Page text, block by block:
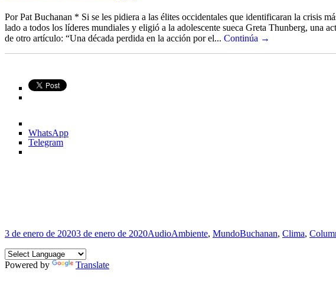
Por Pat Buchanan * Si se les pidiera a las élites occidentales que identificaran la crisis
lado a todos los líderes mundiales y eligió a la adolescente sueca Greta Thunberg, una
de otro artículo: “Una década perdida en la acción por el... Continúa →
WhatsApp
Telegram
Publicado
3 de enero de 20203 de enero de 2020Formato
AudioCategorías
Ambiente, MundoEtiquetas
Buchanan, Clima,
Powered by Translate